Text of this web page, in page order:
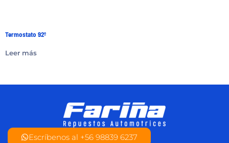
Termostato 92º
Leer más
Escríbenos al +56 98839 6237